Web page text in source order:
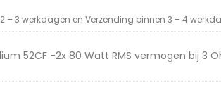
– 3 werkdagen en Verzending binnen 3 – 4
52CF -2x 80 Watt RMS vermogen bij 3